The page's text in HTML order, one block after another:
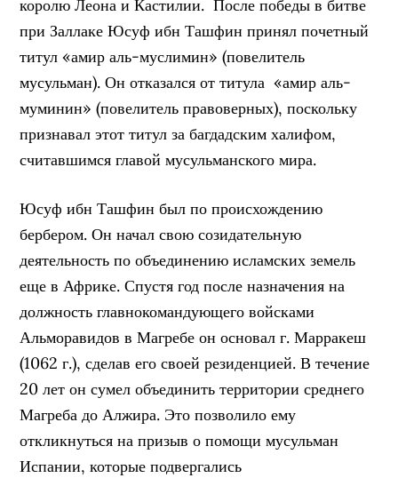
королю Леона и Кастилии. После победы в битве
при Заллаке Юсуф ибн Ташфин принял почетный
титул «амир аль-муслимин» (повелитель
мусульман). Он отказался от титула «амир аль-
муминин» (повелитель правоверных), поскольку
признавал этот титул за багдадским халифом,
считавшимся главой мусульманского мира.
Юсуф ибн Ташфин был по происхождению
бербером. Он начал свою созидательную
деятельность по объединению исламских земель
еще в Африке. Спустя год после назначения на
должность главнокомандующего войсками
Альморавидов в Магребе он основал г. Марракеш
(1062 г.), сделав его своей резиденцией. В течение
20 лет он сумел объединить территории среднего
Магреба до Алжира. Это позволило ему
откликнуться на призыв о помощи мусульман
Испании, которые подвергались